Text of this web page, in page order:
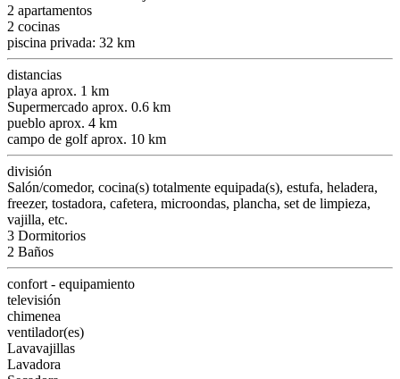
2 apartamentos
2 cocinas
piscina privada: 32 km
distancias
playa aprox. 1 km
Supermercado aprox. 0.6 km
pueblo aprox. 4 km
campo de golf aprox. 10 km
división
Salón/comedor, cocina(s) totalmente equipada(s), estufa, heladera,
freezer, tostadora, cafetera, microondas, plancha, set de limpieza,
vajilla, etc.
3 Dormitorios
2 Baños
confort - equipamiento
televisión
chimenea
ventilador(es)
Lavavajillas
Lavadora